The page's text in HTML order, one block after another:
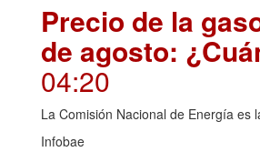
Precio de la
de agosto:
04:20
La Comisión Nacional de Energía es
Infobae